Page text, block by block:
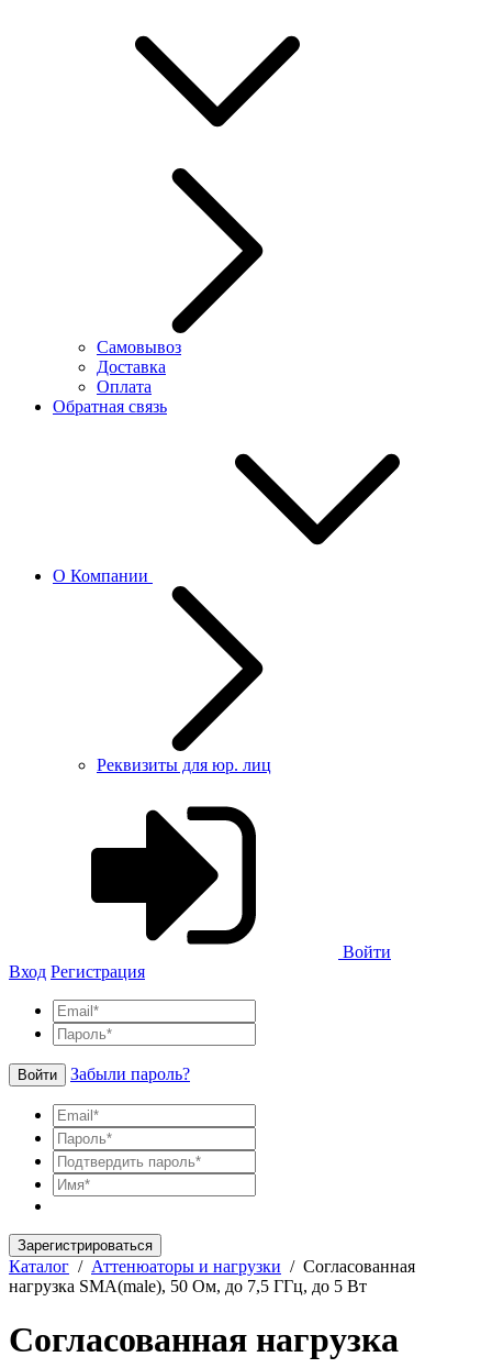
Самовывоз
Доставка
Оплата
Обратная связь
О Компании
Реквизиты для юр. лиц
Войти
Вход Регистрация
Войти Забыли пароль?
Зарегистрироваться
Каталог / Аттенюаторы и нагрузки / Согласованная
нагрузка SMA(male), 50 Ом, до 7,5 ГГц, до 5 Вт
Согласованная нагрузка